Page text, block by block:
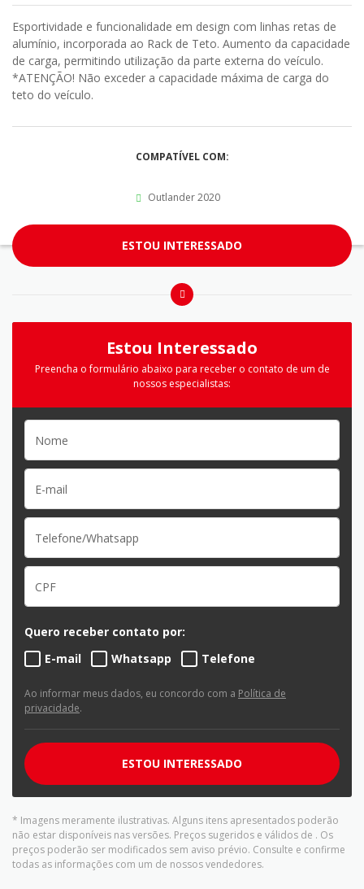
Esportividade e funcionalidade em design com linhas retas de
alumínio, incorporada ao Rack de Teto. Aumento da capacidade
de carga, permitindo utilização da parte externa do veículo.
*ATENÇÃO! Não exceder a capacidade máxima de carga do
teto do veículo.
COMPATÍVEL COM:
Outlander 2020
ESTOU INTERESSADO
Estou Interessado
Preencha o formulário abaixo para receber o contato de um de
nossos especialistas:
Quero receber contato por:
E-mail
Whatsapp Telefone
Ao informar meus dados, eu concordo com a Política de
privacidade.
ESTOU INTERESSADO
* Imagens meramente ilustrativas. Alguns itens apresentados poderão
não estar disponíveis nas versões. Preços sugeridos e válidos de . Os
preços poderão ser modificados sem aviso prévio. Consulte e confirme
todas as informações com um de nossos vendedores.